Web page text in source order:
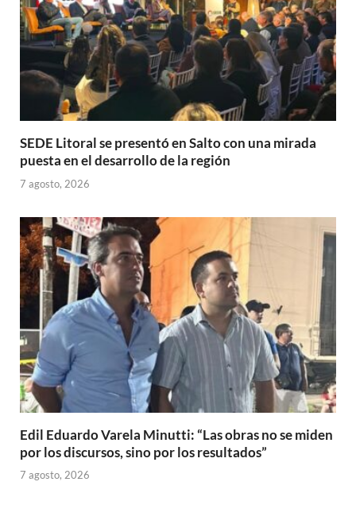
SEDE Litoral se presentó en Salto con una mirada
puesta en el desarrollo de la región
7 agosto, 2026
Edil Eduardo Varela Minutti: “Las obras no se miden
por los discursos, sino por los resultados”
7 agosto, 2026